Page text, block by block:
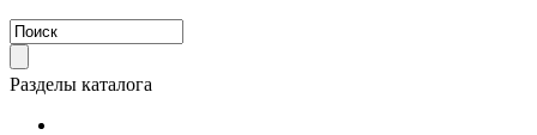
Разделы каталога